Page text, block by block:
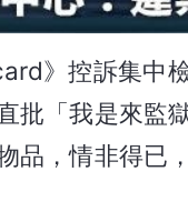
》控訴集中
批「我是來監
品，情非得已